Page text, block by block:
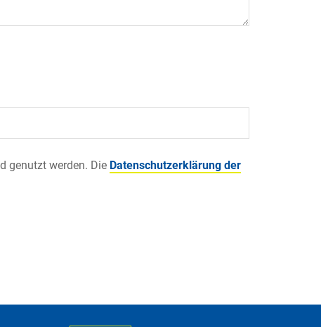
genutzt werden. Die Datenschutzerklärung der